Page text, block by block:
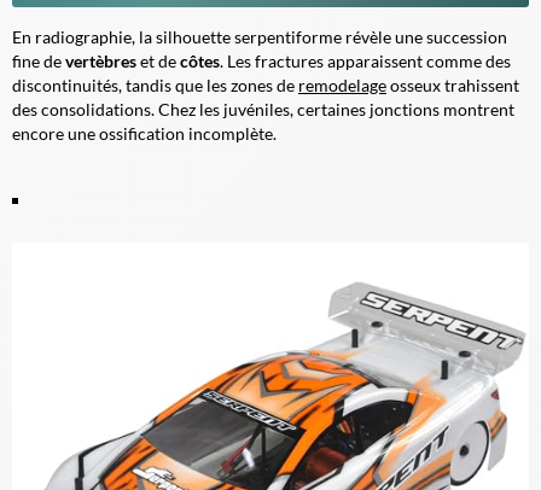
En radiographie, la silhouette serpentiforme révèle une succession
fine devertèbreset decôtes. Les fractures apparaissent comme des
discontinuités, tandis que les zones de remodelageosseux trahissent
des consolidations. Chez les juvéniles, certaines jonctions montrent
encore une ossification incomplète.